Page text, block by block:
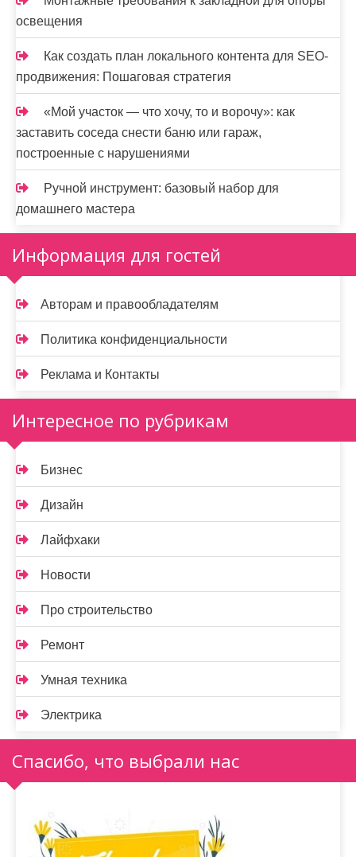
освещения
Как создать план локального контента для SEO-
продвижения: Пошаговая стратегия
«Мой участок — что хочу, то и ворочу»: как
заставить соседа снести баню или гараж,
построенные с нарушениями
Ручной инструмент: базовый набор для
домашнего мастера
Информация для гостей
Авторам и правообладателям
Политика конфиденциальности
Реклама и Контакты
Интересное по рубрикам
Бизнес
Дизайн
Лайфхаки
Новости
Про строительство
Ремонт
Умная техника
Электрика
Спасибо, что выбрали нас